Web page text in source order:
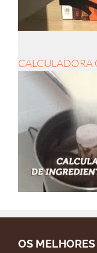
CALCULADORA
OS